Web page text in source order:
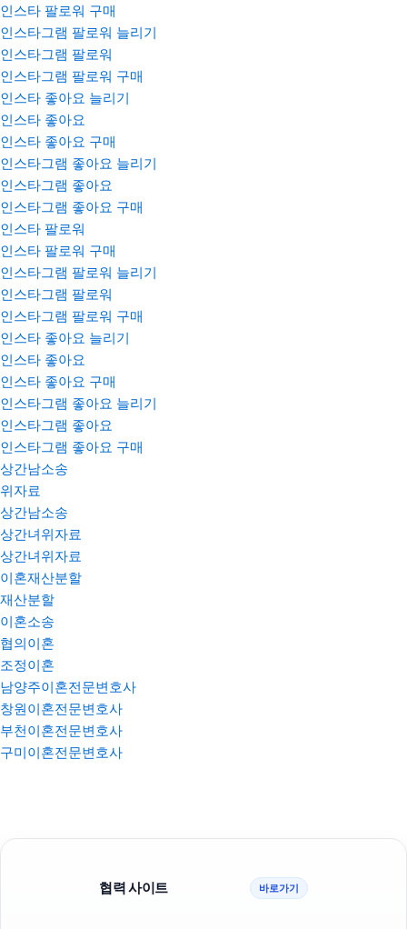
인스타 팔로워 구매
인스타그램 팔로워 늘리기
인스타그램 팔로워
인스타그램 팔로워 구매
인스타 좋아요 늘리기
인스타 좋아요
인스타 좋아요 구매
인스타그램 좋아요 늘리기
인스타그램 좋아요
인스타그램 좋아요 구매
인스타 팔로워
인스타 팔로워 구매
인스타그램 팔로워 늘리기
인스타그램 팔로워
인스타그램 팔로워 구매
인스타 좋아요 늘리기
인스타 좋아요
인스타 좋아요 구매
인스타그램 좋아요 늘리기
인스타그램 좋아요
인스타그램 좋아요 구매
상간남소송
위자료
상간남소송
상간녀위자료
상간녀위자료
이혼재산분할
재산분할
이혼소송
협의이혼
조정이혼
남양주이혼전문변호사
창원이혼전문변호사
부천이혼전문변호사
구미이혼전문변호사
협력 사이트 바로가기